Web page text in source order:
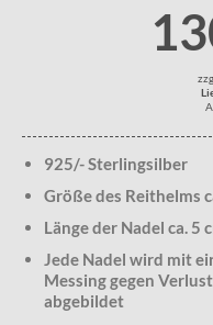
925/- Sterlingsilber
Größe des Reithelms
Länge der Nadel ca. 5
Jede Nadel wird mit
Messing gegen
abgebildet